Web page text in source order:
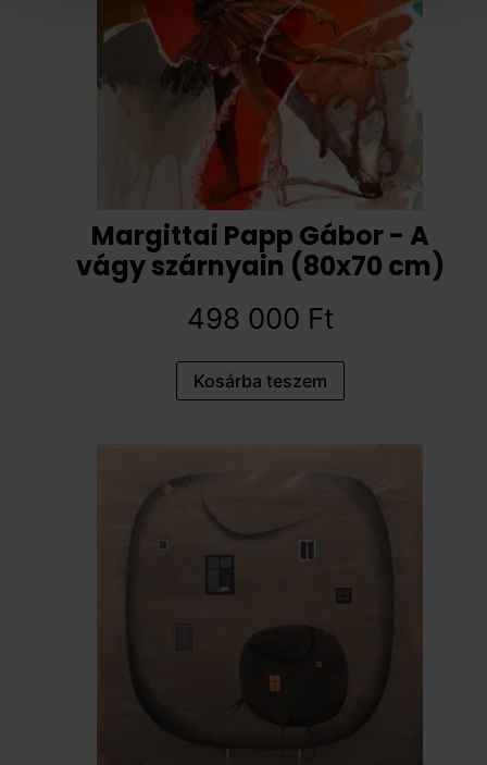
Margittai Papp Gábor - A
vágy szárnyain (80x70 cm)
498 000 Ft
Kosárba teszem